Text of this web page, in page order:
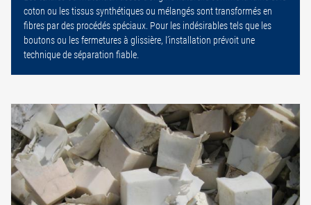
coton ou les tissus synthétiques ou mélangés sont transformés en
fibres par des procédés spéciaux. Pour les indésirables tels que les
boutons ou les fermetures à glissière, l’installation prévoit une
technique de séparation fiable.